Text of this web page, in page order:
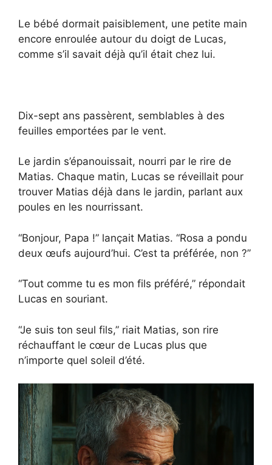
Le bébé dormait paisiblement, une petite main
encore enroulée autour du doigt de Lucas,
comme s’il savait déjà qu’il était chez lui.
Dix-sept ans passèrent, semblables à des
feuilles emportées par le vent.
Le jardin s’épanouissait, nourri par le rire de
Matias. Chaque matin, Lucas se réveillait pour
trouver Matias déjà dans le jardin, parlant aux
poules en les nourrissant.
“Bonjour, Papa !” lançait Matias. “Rosa a pondu
deux œufs aujourd’hui. C’est ta préférée, non ?”
“Tout comme tu es mon fils préféré,” répondait
Lucas en souriant.
“Je suis ton seul fils,” riait Matias, son rire
réchauffant le cœur de Lucas plus que
n’importe quel soleil d’été.